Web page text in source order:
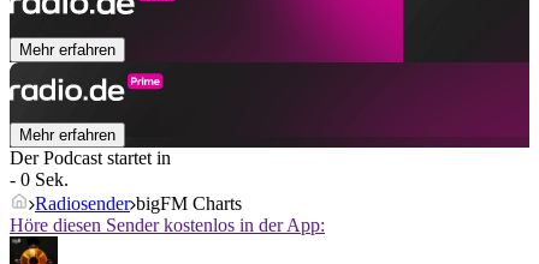
Mehr erfahren
Mehr erfahren
Der Podcast startet in
- 0 Sek.
Radiosender bigFM Charts
Höre diesen Sender kostenlos in der App: